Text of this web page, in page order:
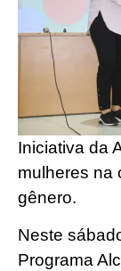
Iniciativa da
mulheres na
gênero.
Neste
Programa